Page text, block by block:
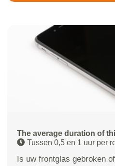
The average duration of
Tussen 0,5 en 1 uur per
Is uw frontglas gebroken